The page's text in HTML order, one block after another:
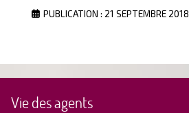
PUBLICATION : 21 SEPTEMBRE 2018
Vie des agents